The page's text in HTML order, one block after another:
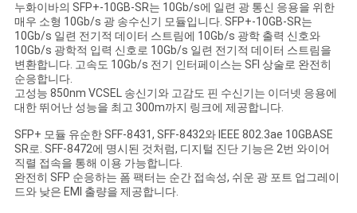
용
문
을
요
구
하
누화이바의 SFP+-10GB-SR는 10Gb/s에 일련 광 통신 응용을 위한
매우 소형 10Gb/s 광 송수신기 모듈입니다. SFP+-10GB-SR는
10Gb/s 일련 전기적 데이터 스트림에 10Gb/s 광학 출력 신호와
10Gb/s 광학적 입력 신호로 10Gb/s 일련 전기적 데이터 스트림을
변환합니다. 고속도 10Gb/s 전기 인터페이스는 SFI 상술로 완전히
순응합니다.
고성능 850nm VCSEL 송신기와 고감도 핀 수신기는 이더넷 응용에
대한 뛰어난 성능을 최고 300m까지 링크에 제공합니다.
SFP+ 모듈 유순한 SFF-8431, SFF-8432와 IEEE 802.3ae 10GBASE
SR로. SFF-8472에 명시된 것처럼, 디지털 진단 기능은 2번 와이어
직렬 접속을 통해 이용 가능합니다.
완전히 SFP 순응하는 폼 팩터는 순간 접속성, 쉬운 광 포트 업그레이
드와 낮은 EMI 출량을 제공합니다.